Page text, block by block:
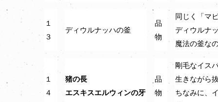
１
３
ディウルナッハの釜
品
物
同じく「マ
ディウルナ
魔法の釜な
１
４
猪の長
エスキスエルウィンの牙
品
物
剛毛なイス
生きながら
ちなみに、